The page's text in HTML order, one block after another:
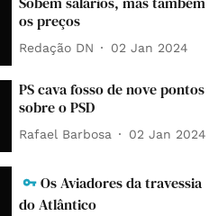
os preços
Redação DN 02 Jan 2024
PS cava fosso de nove pontos
sobre o PSD
Rafael Barbosa 02 Jan 2024
Os Aviadores da travessia
do Atlântico